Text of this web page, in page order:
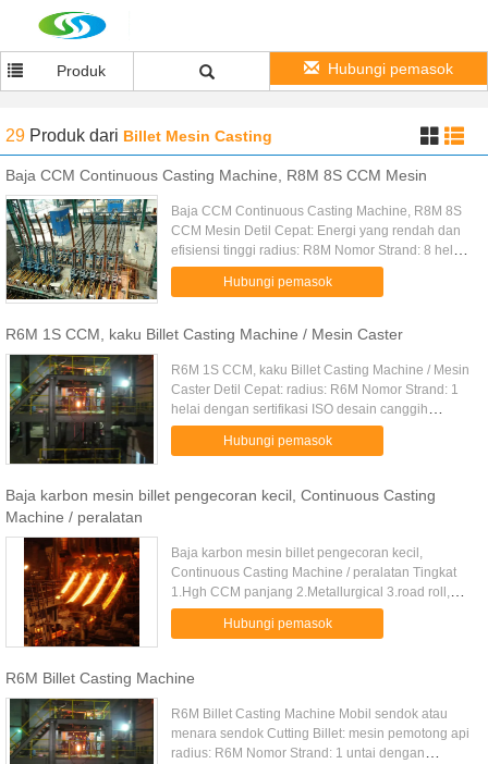
Produk Hubungi pemasok
29 Produk dari Billet Mesin Casting
Baja CCM Continuous Casting Machine, R8M 8S CCM Mesin
Baja CCM Continuous Casting Machine, R8M 8S
CCM Mesin Detil Cepat: Energi yang rendah dan
efisiensi tinggi radius: R8M Nomor Strand: 8 helai
dengan sertifikasi ISO desain canggih operasi
yang aman Kami dapat ...
Hubungi pemasok
R6M 1S CCM, kaku Billet Casting Machine / Mesin Caster
R6M 1S CCM, kaku Billet Casting Machine / Mesin
Caster Detil Cepat: radius: R6M Nomor Strand: 1
helai dengan sertifikasi ISO desain canggih
operasi yang aman Kami dapat menghasilkan
kualitas tinggi mesin ...
Hubungi pemasok
Baja karbon mesin billet pengecoran kecil, Continuous Casting
Machine / peralatan
Baja karbon mesin billet pengecoran kecil,
Continuous Casting Machine / peralatan Tingkat
1.Hgh CCM panjang 2.Metallurgical 3.road roll,
kekuatan pendorong 4.Apply berbagai
5.Singlestrem hingga 20 ton R6 m ...
Hubungi pemasok
R6M Billet Casting Machine
R6M Billet Casting Machine Mobil sendok atau
menara sendok Cutting Billet: mesin pemotong api
radius: R6M Nomor Strand: 1 untai dengan